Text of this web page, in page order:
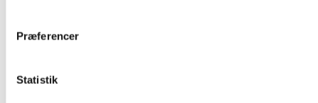
Præferencer
Statistik
CSR
Om Lan-Com
KONTAKT